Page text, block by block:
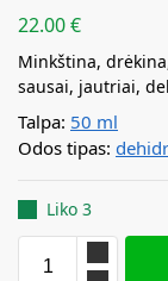
22.00€
Minkština,
sausai, jautriai,
Talpa: 50 ml
Odos tipas:
Liko 3